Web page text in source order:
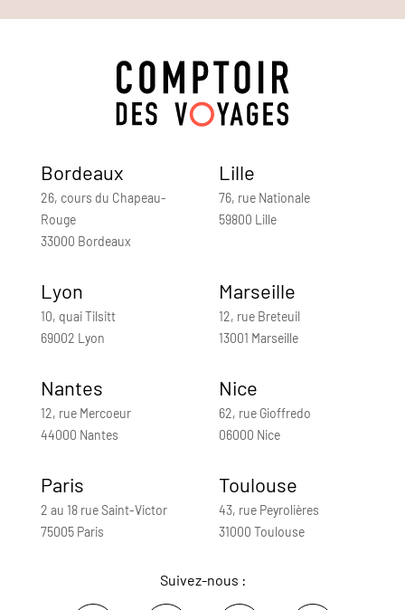
Bordeaux
26, cours du Chapeau-
Rouge
33000 Bordeaux
Lille
76, rue Nationale
59800 Lille
Lyon
10, quai Tilsitt
69002 Lyon
Marseille
12, rue Breteuil
13001 Marseille
Nantes
12, rue Mercoeur
44000 Nantes
Nice
62, rue Gioffredo
06000 Nice
Paris
2 au 18 rue Saint-Victor
75005 Paris
Toulouse
43, rue Peyrolières
31000 Toulouse
Suivez-nous :